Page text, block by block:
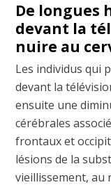
De longues
devant la
nuire au
Les individus qui
devant la
ensuite une
cérébrales
frontaux et
lésions de la
vieillissement, au